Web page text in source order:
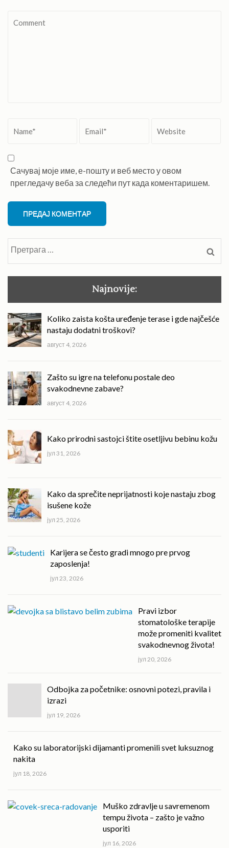
Сачувај моје име, е-пошту и веб место у овом
прегледачу веба за следећи пут када коментаришем.
Najnovije:
Koliko zaista košta uređenje terase i gde najčešće
nastaju dodatni troškovi?
август 4, 2026
Zašto su igre na telefonu postale deo
svakodnevne zabave?
август 4, 2026
Kako prirodni sastojci štite osetljivu bebinu kožu
јул 31, 2026
Kako da sprečite neprijatnosti koje nastaju zbog
isušene kože
јул 25, 2026
Karijera se često gradi mnogo pre prvog
zaposlenja!
јул 23, 2026
Pravi izbor
stomatološke terapije
može promeniti kvalitet
svakodnevnog života!
јул 20, 2026
Odbojka za početnike: osnovni potezi, pravila i
izrazi
јул 19, 2026
Kako su laboratorijski dijamanti promenili svet luksuznog
nakita
јул 18, 2026
Muško zdravlje u savremenom
tempu života – zašto je važno
usporiti
јул 16, 2026